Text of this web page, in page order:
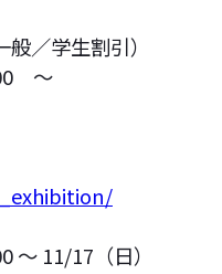
／学生割引）
～
〜 11/17（日）